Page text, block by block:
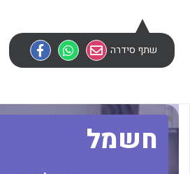
לכל מוצרי היצרן
שתף סידרה
חשמל